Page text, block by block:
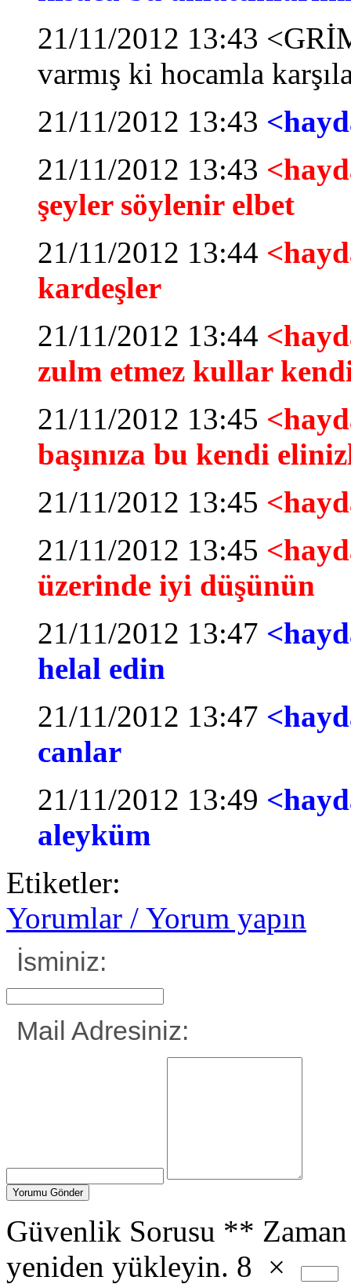
21/11/2012 13:43
varmış ki hocamla
21/11/2012 13:43
21/11/2012 13:43
şeyler söylenir elbet
21/11/2012 13:44
kardeşler
21/11/2012 13:44
zulm etmez kullar
21/11/2012 13:45
başınıza bu kendi
21/11/2012 13:45
21/11/2012 13:45
üzerinde iyi düşünün
21/11/2012 13:47
helal edin
21/11/2012 13:47
canlar
21/11/2012 13:49
aleyküm
Etiketler:
Yorumlar / Yorum yapın
İsminiz:
Mail Adresiniz:
Güvenlik Sorusu **
yeniden yükleyin. 8 ×